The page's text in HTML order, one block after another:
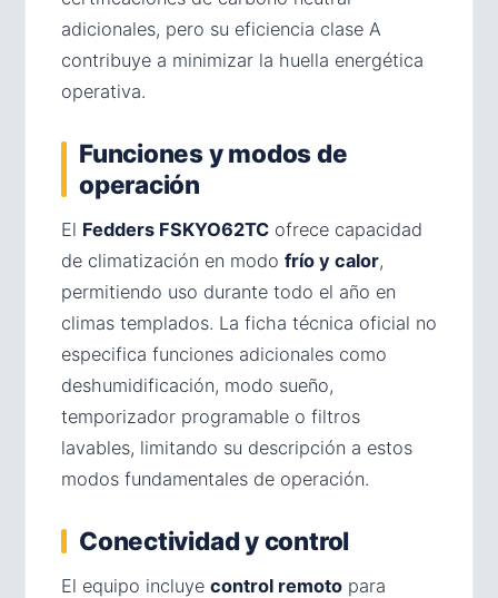
adicionales, pero su eficiencia clase A
contribuye a minimizar la huella energética
operativa.
Funciones y modos de
operación
El Fedders FSKYO62TC ofrece capacidad
de climatización en modo frío y calor,
permitiendo uso durante todo el año en
climas templados. La ficha técnica oficial no
especifica funciones adicionales como
deshumidificación, modo sueño,
temporizador programable o filtros
lavables, limitando su descripción a estos
modos fundamentales de operación.
Conectividad y control
El equipo incluye control remoto para